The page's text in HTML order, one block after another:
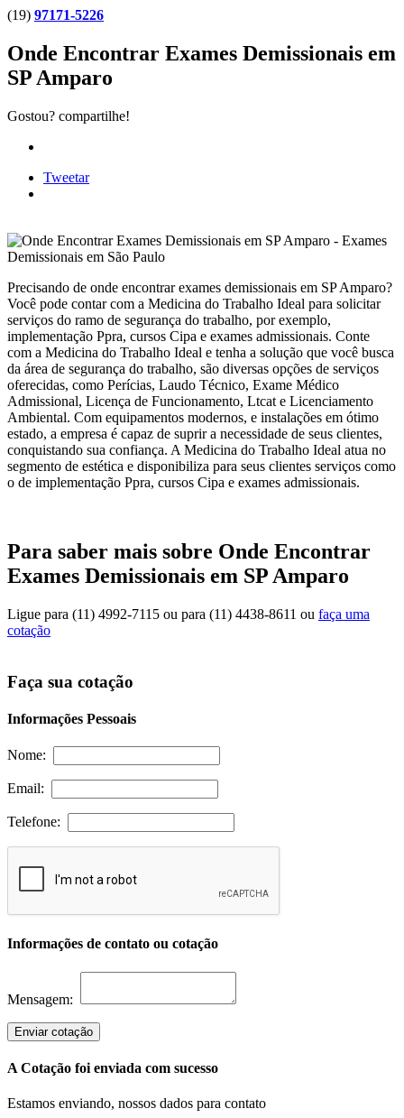
(19) 97171-5226
Onde Encontrar Exames Demissionais em
SP Amparo
Gostou? compartilhe!
Tweetar
Precisando de onde encontrar exames demissionais em SP Amparo?
Você pode contar com a Medicina do Trabalho Ideal para solicitar
serviços do ramo de segurança do trabalho, por exemplo,
implementação Ppra, cursos Cipa e exames admissionais. Conte
com a Medicina do Trabalho Ideal e tenha a solução que você busca
da área de segurança do trabalho, são diversas opções de serviços
oferecidas, como Perícias, Laudo Técnico, Exame Médico
Admissional, Licença de Funcionamento, Ltcat e Licenciamento
Ambiental. Com equipamentos modernos, e instalações em ótimo
estado, a empresa é capaz de suprir a necessidade de seus clientes,
conquistando sua confiança. A Medicina do Trabalho Ideal atua no
segmento de estética e disponibiliza para seus clientes serviços como
o de implementação Ppra, cursos Cipa e exames admissionais.
Para saber mais sobre Onde Encontrar
Exames Demissionais em SP Amparo
Ligue para (11) 4992-7115 ou para (11) 4438-8611 ou faça uma
cotação
Faça sua cotação
Informações Pessoais
Nome:
Email:
Telefone:
Informações de contato ou cotação
Mensagem:
Enviar cotação
A Cotação foi enviada com sucesso
Estamos enviando, nossos dados para contato